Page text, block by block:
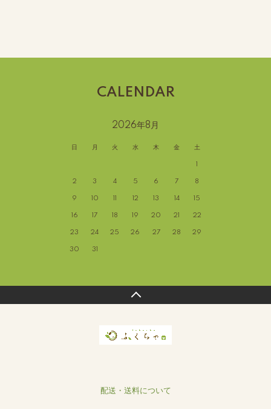
CALENDAR
2026年8月
日 月 火 水 木 金 土
1
2 3 4 5 6 7 8
9 10 11 12 13 14 15
16 17 18 19 20 21 22
23 24 25 26 27 28 29
30 31
配送・送料について